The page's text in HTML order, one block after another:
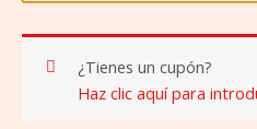
¿Tienes un cupón?
Haz clic aquí para